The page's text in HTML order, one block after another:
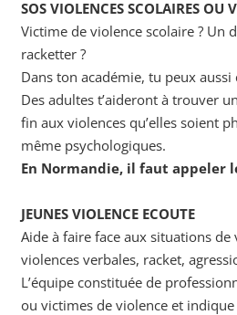
SOS VIOLENCES SCOLAIRES OU
Victime de violence scolaire ? Un
racketter ?
Dans ton académie, tu peux
Des adultes t’aideront à trouver
fin aux violences qu’elles soient
même psychologiques.
En Normandie, il faut appeler
JEUNES VIOLENCE ECOUTE
Aide à faire face aux situations de
violences verbales, racket,
L’équipe constituée de
ou victimes de violence et